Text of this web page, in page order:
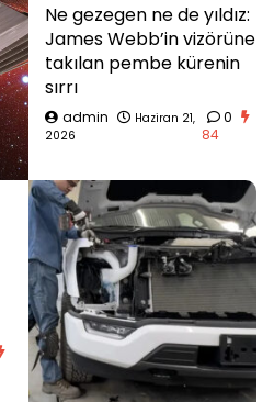
Ne gezegen ne de yıldız:
James Webb’in vizörüne
takılan pembe kürenin
sırrı
admin
Haziran 21,
2026
0
84